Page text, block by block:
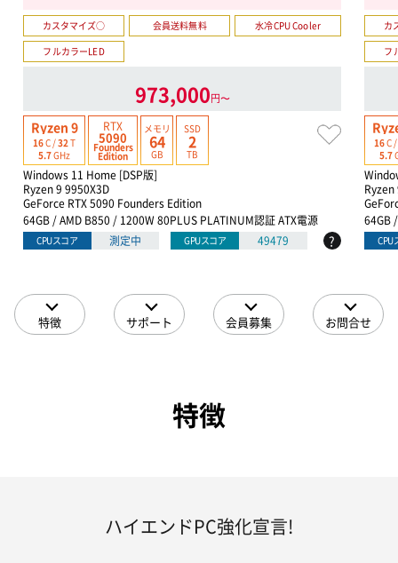
カスタマイズ○ 会員送料無料
水冷CPU Cooler
フルカラーLED
973,000円〜
Ryzen 9
16C /32 T
5.7GHz
RTX
5090
Founders
Edition
メモリ
64
GB
SSD
2
TB
Windows 11 Home [DSP版]
Ryzen 9 9950X3D
GeForce RTX 5090 Founders Edition
64GB / AMD B850 / 1200W 80PLUS PLATINUM認証 ATX電源
CPUスコア 測定中 GPUスコア 49479 ?
カ
フ
16C /
5.7
Ryzen
64GB
CPU
特徴 サポート 会員募集 お問合せ
特徴
ハイエンドPC強化宣言!